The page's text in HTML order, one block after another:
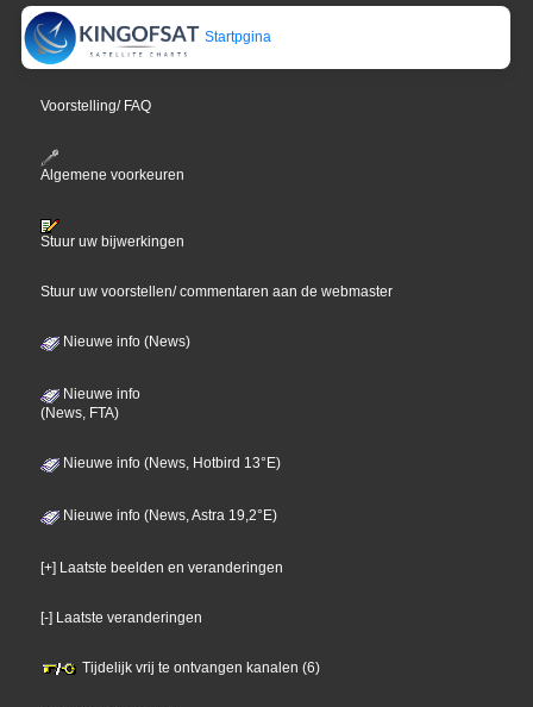
Startpgina
Voorstelling/ FAQ
Algemene voorkeuren
Stuur uw bijwerkingen
Stuur uw voorstellen/ commentaren aan de webmaster
Nieuwe info (News)
Nieuwe info
(News, FTA)
Nieuwe info (News, Hotbird 13°E)
Nieuwe info (News, Astra 19,2°E)
[+] Laatste beelden en veranderingen
[-] Laatste veranderingen
Tijdelijk vrij te ontvangen kanalen (6)